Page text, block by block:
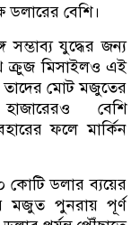
ডলারের বেশি।
সম্ভাব্য যুদ্ধের জন্য
ক্রুজ মিসাইলও এই
তাদের মোট মজুতের
বেশি
ফলে মার্কিন
কোটি ডলার ব্যয়ের
মজুত পুনরায় পূর্ণ